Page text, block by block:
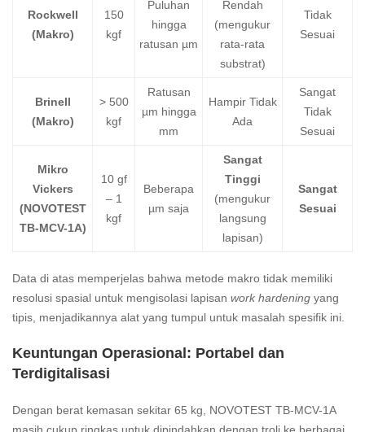
Rockwell
(Makro)
150
kgf
Puluhan
hingga
ratusan µm
Rendah
(mengukur
rata-rata
substrat)
Tidak
Sesuai
Brinell
(Makro)
> 500
kgf
Ratusan
µm hingga
mm
Hampir Tidak
Ada
Sangat
Tidak
Sesuai
Mikro
Vickers
(NOVOTEST
TB-MCV-1A)
10 gf
– 1
kgf
Beberapa
µm saja
Sangat
Tinggi
(mengukur
langsung
lapisan)
Sangat
Sesuai
Data di atas memperjelas bahwa metode makro tidak memiliki
resolusi spasial untuk mengisolasi lapisan work hardening yang
tipis, menjadikannya alat yang tumpul untuk masalah spesifik ini.
Keuntungan Operasional: Portabel dan
Terdigitalisasi
Dengan berat kemasan sekitar 65 kg, NOVOTEST TB-MCV-1A